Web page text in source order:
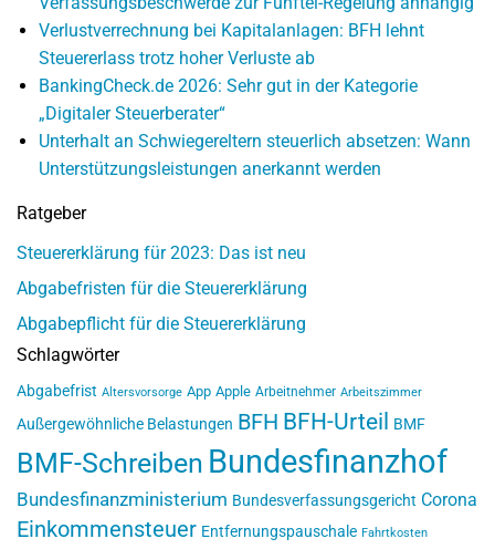
Verlustverrechnung bei Kapitalanlagen: BFH lehnt
Steuererlass trotz hoher Verluste ab
BankingCheck.de 2026: Sehr gut in der Kategorie
„Digitaler Steuerberater“
Unterhalt an Schwiegereltern steuerlich absetzen: Wann
Unterstützungsleistungen anerkannt werden
Ratgeber
Steuererklärung für 2023: Das ist neu
Abgabefristen für die Steuererklärung
Abgabepflicht für die Steuererklärung
Schlagwörter
Abgabefrist Altersvorsorge App Apple Arbeitnehmer Arbeitszimmer
Außergewöhnliche Belastungen BFH BFH-Urteil BMF
BMF-Schreiben Bundesfinanzhof
Bundesfinanzministerium Bundesverfassungsgericht Corona
Einkommensteuer Entfernungspauschale Fahrtkosten